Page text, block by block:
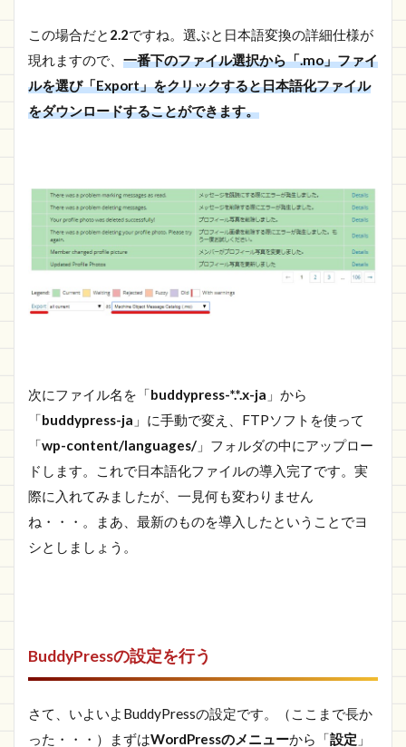
この場合だと 2.2ですね。選ぶと日本語変換の詳細仕様が
現れますので、 一番下のファイル選択から「.mo」ファイ
ルを選び「Export」をクリックすると日本語化ファイル
をダウンロードすることができます。
次にファイル名を「buddypress-*.*.x-ja 」から
「buddypress-ja 」に手動で変え、FTPソフトを使って
「wp-content/languages/ 」フォルダの中にアップロー
ドします。これで日本語化ファイルの導入完了です。実
際に入れてみましたが、一見何も変わりません
ね・・・。まあ、最新のものを導入したということでヨ
シとしましょう。
BuddyPressの設定を行う
さて、いよいよBuddyPressの設定です。（ここまで長か
った・・・）まずはWordPressのメニューから「設定 」